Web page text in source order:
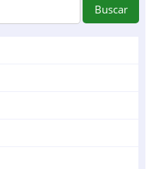
Buscar